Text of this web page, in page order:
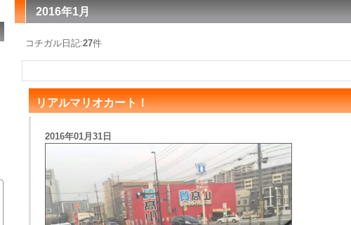
2016年1月
コチガル日記:27件
リアルマリオカート！
2016年01月31日